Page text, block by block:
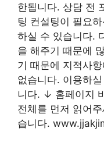
한됩니다. 상담 전
팅 컨설팅이 필요
하실 수 있습니다.
을 해주기 때문에
기 때문에 지적사
없습니다. 이용하
니다. ↓ 홈페이지
전체를 먼저 읽어
습니다.